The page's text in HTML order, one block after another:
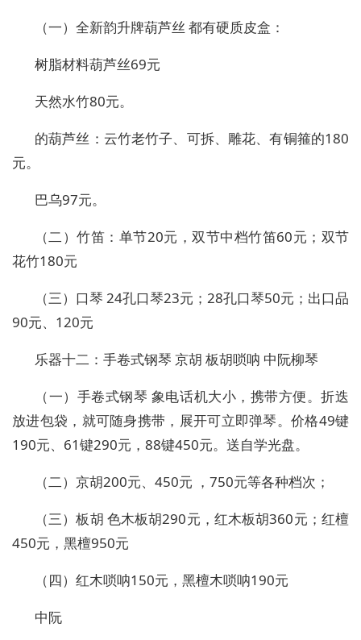
（一）全新韵升牌葫芦丝 都有硬质皮盒：
树脂材料葫芦丝69元
天然水竹80元。
的葫芦丝：云竹老竹子、可拆、雕花、有铜箍的180
元。
巴乌97元。
（二）竹笛：单节20元，双节中档竹笛60元；双节
花竹180元
（三）口琴 24孔口琴23元；28孔口琴50元；出口品
90元、120元
乐器十二：手卷式钢琴 京胡 板胡唢呐 中阮柳琴
（一）手卷式钢琴 象电话机大小，携带方便。折迭
放进包袋，就可随身携带，展开可立即弹琴。价格49键
190元、61键290元，88键450元。送自学光盘。
（二）京胡200元、450元 ，750元等各种档次；
（三）板胡 色木板胡290元，红木板胡360元；红檀
450元，黑檀950元
（四）红木唢呐150元，黑檀木唢呐190元
中阮